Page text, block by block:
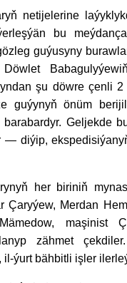
netijelerine
bu
guýusyny
şu döwre çenli
guýynyň önüm
Geljekde
diýip,
her biriniň
Merdan
maşinist
zähmet
ýurt bähbitli işler